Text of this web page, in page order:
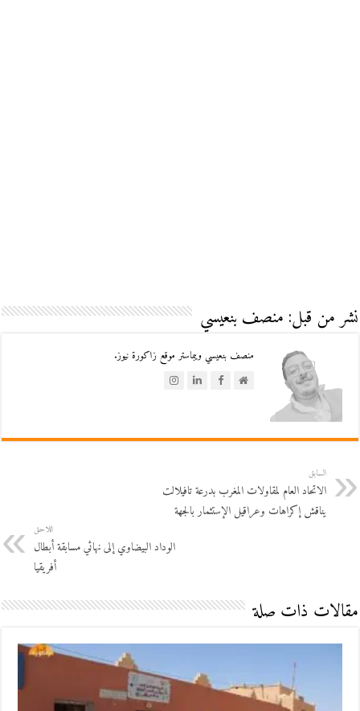
نشر من قبل: منصف بنعيسي
منصف بنعيسي ويبماستر موقع زاكورة نيوز.
السابق
الاتحاد العام لمقاولات المغرب بدرعة تافيلالت
يناقش إكراهات وعراقيل الإستثمار بالجهة
اللاحق
الوداد البيضاوي إلى نهائي مسابقة أبطال
أفريقيا
مقالات ذات صلة